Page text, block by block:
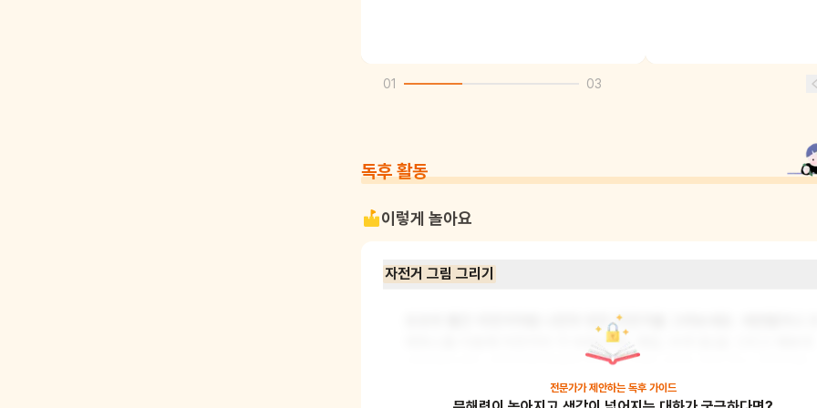
01 03
독후 활동
이렇게 놀아요
자전거 그림 그리기
조조의 빨간 자전거처럼 나만의 멋진 자전거를 그려보세요. 색연필이나
레파스를 이용해 자전거의 각 부분(안장, 페달, 바퀴 등)을 그리고 예쁘게
색칠해보세요. 자전거에 특별한 장식을 더해 나만의 개성 있는 자전거를
만들어볼 수도 있어요. 이 활동을 통해 창의력과 소근육 발달을 도울 수
전문가가 제안하는 독후 가이드